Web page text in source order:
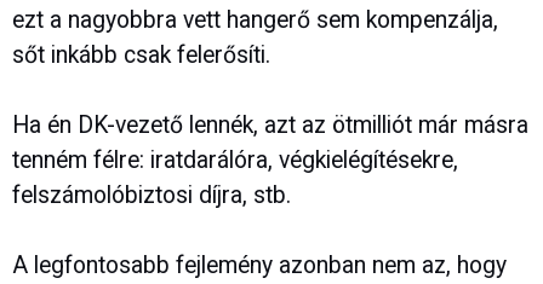
ezt a nagyobbra vett hangerő sem kompenzálja,
sőt inkább csak felerősíti.
Ha én DK-vezető lennék, azt az ötmilliót már másra
tenném félre: iratdarálóra, végkielégítésekre,
felszámolóbiztosi díjra, stb.
A legfontosabb fejlemény azonban nem az, hogy